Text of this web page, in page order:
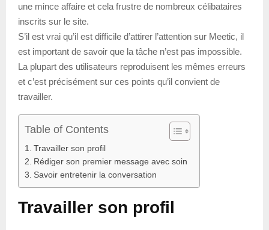
une mince affaire et cela frustre de nombreux célibataires
inscrits sur le site.
S’il est vrai qu’il est difficile d’attirer l’attention sur Meetic, il
est important de savoir que la tâche n’est pas impossible.
La plupart des utilisateurs reproduisent les mêmes erreurs
et c’est précisément sur ces points qu’il convient de
travailler.
Table of Contents
Travailler son profil
Rédiger son premier message avec soin
Savoir entretenir la conversation
Travailler son profil